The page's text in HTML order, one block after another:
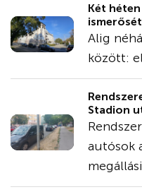
Két
Alig
között:
Stadion
autósok